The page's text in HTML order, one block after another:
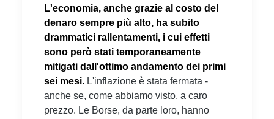
L'economia, anche grazie al costo del
denaro sempre più alto, ha subito
drammatici rallentamenti, i cui effetti
sono però stati temporaneamente
mitigati dall'ottimo andamento dei primi
sei mesi. L'inflazione è stata fermata -
anche se, come abbiamo visto, a caro
prezzo. Le Borse, da parte loro, hanno